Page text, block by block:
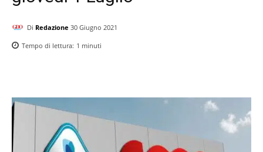
Di Redazione 30 Giugno 2021
Tempo di lettura: 1 minuti